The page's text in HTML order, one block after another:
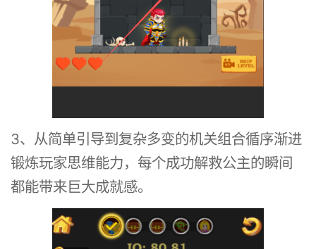
3、从简单引导到复杂多变的机关组合循序渐进
锻炼玩家思维能力，每个成功解救公主的瞬间
都能带来巨大成就感。